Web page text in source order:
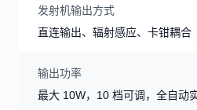
发射机输出方式
直连输出、辐射感应、卡钳耦合
输出功率
最大 10W，10 档可调，全自动